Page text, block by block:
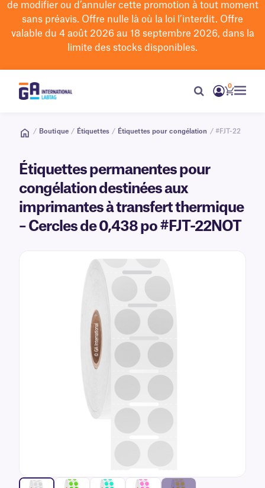
de modifierou d’annuler cette promotion à tout moment
sans préavis. Offre nulle là où la loi l’interdit. Offre
valable du 4 août 2026 au 18 septembre 2026, dans la
limite des stocks disponibles.
0
/ Boutique / Étiquettes / Étiquettes pour congélation / #FJT-22
Étiquettes permanentes pour
congélation destinées aux
imprimantes à transfert thermique
– Cercles de 0,438 po #FJT-22NOT